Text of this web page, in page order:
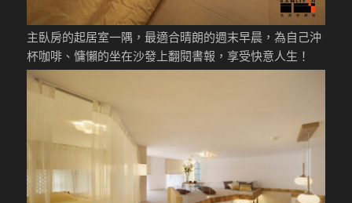
主臥房的起居室一隅，最適合晴朗的週末早晨，為自己沖
杯咖啡、慵懶的坐在沙發上翻閱書報，享受快意人生！